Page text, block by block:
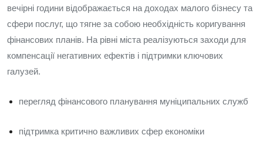
вечірні години відображається на доходах малого бізнесу та
сфери послуг, що тягне за собою необхідність коригування
фінансових планів. На рівні міста реалізуються заходи для
компенсації негативних ефектів і підтримки ключових
галузей.
перегляд фінансового планування муніципальних служб
підтримка критично важливих сфер економіки